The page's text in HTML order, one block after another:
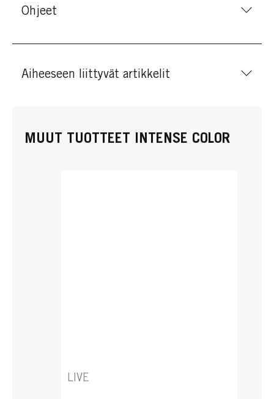
Ohjeet
Aiheeseen liittyvät artikkelit
MUUT TUOTTEET INTENSE COLOR
LIVE